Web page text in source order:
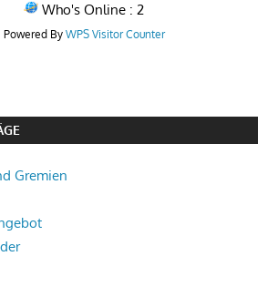
Who's Online : 2
Powered By WPS Visitor Counter
Gremien